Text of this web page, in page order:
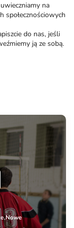
na
społecznościowych
do nas, jeśli
ją ze sobą.